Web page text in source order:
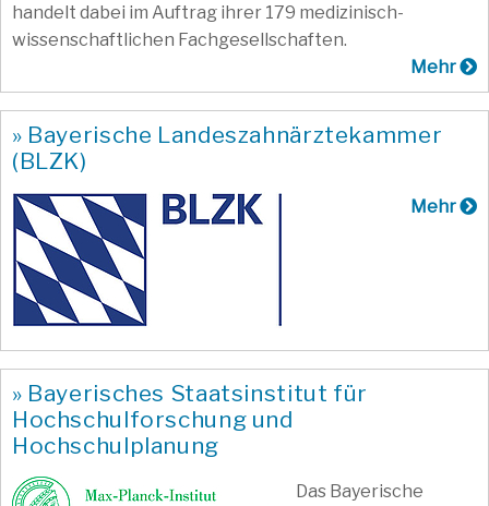
handelt dabei im Auftrag ihrer 179 medizinisch-
wissenschaftlichen Fachgesellschaften.
Mehr
» Bayerische Landeszahnärztekammer
(BLZK)
Mehr
» Bayerisches Staatsinstitut für
Hochschulforschung und
Hochschulplanung
Das Bayerische